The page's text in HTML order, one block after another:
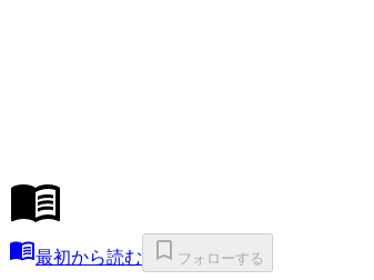
最初から読む フォローする